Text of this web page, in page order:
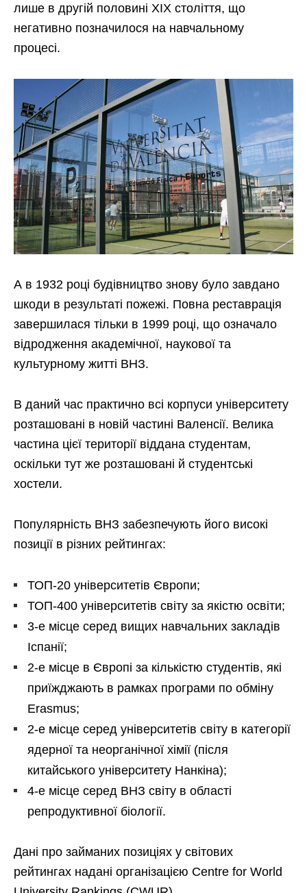
лише в другій половині XIX століття, що
негативно позначилося на навчальному
процесі.
А в 1932 році будівництво знову було завдано
шкоди в результаті пожежі. Повна реставрація
завершилася тільки в 1999 році, що означало
відродження академічної, наукової та
культурному житті ВНЗ.
В даний час практично всі корпуси університету
розташовані в новій частині Валенсії. Велика
частина цієї території віддана студентам,
оскільки тут же розташовані й студентські
хостели.
Популярність ВНЗ забезпечують його високі
позиції в різних рейтингах:
ТОП-20 університетів Європи;
ТОП-400 університетів світу за якістю освіти;
3-е місце серед вищих навчальних закладів
Іспанії;
2-е місце в Європі за кількістю студентів, які
приїжджають в рамках програми по обміну
Erasmus;
2-е місце серед університетів світу в категорії
ядерної та неорганічної хімії (після
китайського університету Нанкіна);
4-е місце серед ВНЗ світу в області
репродуктивної біології.
Дані про займаних позиціях у світових
рейтингах надані організацією Centre for World